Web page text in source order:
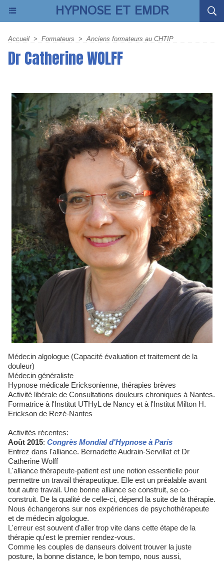
HYPNOSE ET EMDR
Accueil > Formateurs > Anciens formateurs au CHTIP
Dr Catherine WOLFF
Médecin algologue (Capacité évaluation et traitement de la
douleur)
Médecin généraliste
Hypnose médicale Ericksonienne, thérapies brèves
Activité libérale de Consultations douleurs chroniques à Nantes.
Formatrice à l'Institut UTHyL de Nancy et à l'Institut Milton H.
Erickson de Rezé-Nantes
Activités récentes:
Août 2015: Congrès Mondial d'Hypnose à Paris
Entrez dans l'alliance. Bernadette Audrain-Servillat et Dr
Catherine Wolff
L'alliance thérapeute-patient est une notion essentielle pour
permettre un travail thérapeutique. Elle est un préalable avant
tout autre travail. Une bonne alliance se construit, se co-
construit. De la qualité de celle-ci, dépend la suite de la thérapie.
Nous échangerons sur nos expériences de psychothérapeute
et de médecin algologue.
L'erreur est souvent d'aller trop vite dans cette étape de la
thérapie qu'est le premier rendez-vous.
Comme les couples de danseurs doivent trouver la juste
posture, la bonne distance, le bon tempo, nous aussi,